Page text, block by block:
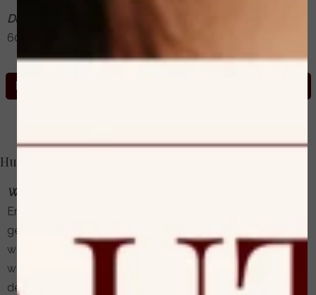
Duur behandeling:
60 minuten • 75 minuten
Meer over de huidverbeterende gezichtsbehandelingen
Huidverzorgende gezichtsbehandelingen
Wat is het?
Ervaar pure verwennerij met de klassieke
gezichtsbehandeling, waarbij producten nauwkeurig
worden afgestemd op jouw huidtype en -conditie. Een
weldaad voor de huid, waardoor je stralend en verzorgd
de deur uitgaat. Geniet van het ultieme